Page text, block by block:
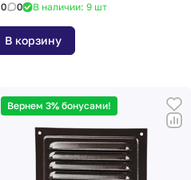
0 0 В наличии: 9 шт
В корзину
Вернем 3% бонусами!